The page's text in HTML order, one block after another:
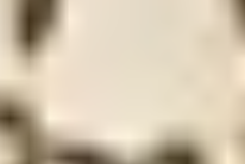
Мы создаем
комфорт и
находятся в
Каждый проект
диалога: как вы живете,